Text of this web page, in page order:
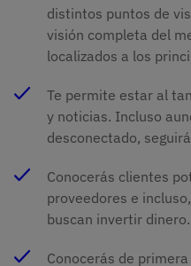
distintos puntos de
visión completa del
localizados a los
Te permite estar al
y noticias. Incluso
desconectado,
Conocerás clientes
proveedores e
buscan invertir dinero.
Conocerás de